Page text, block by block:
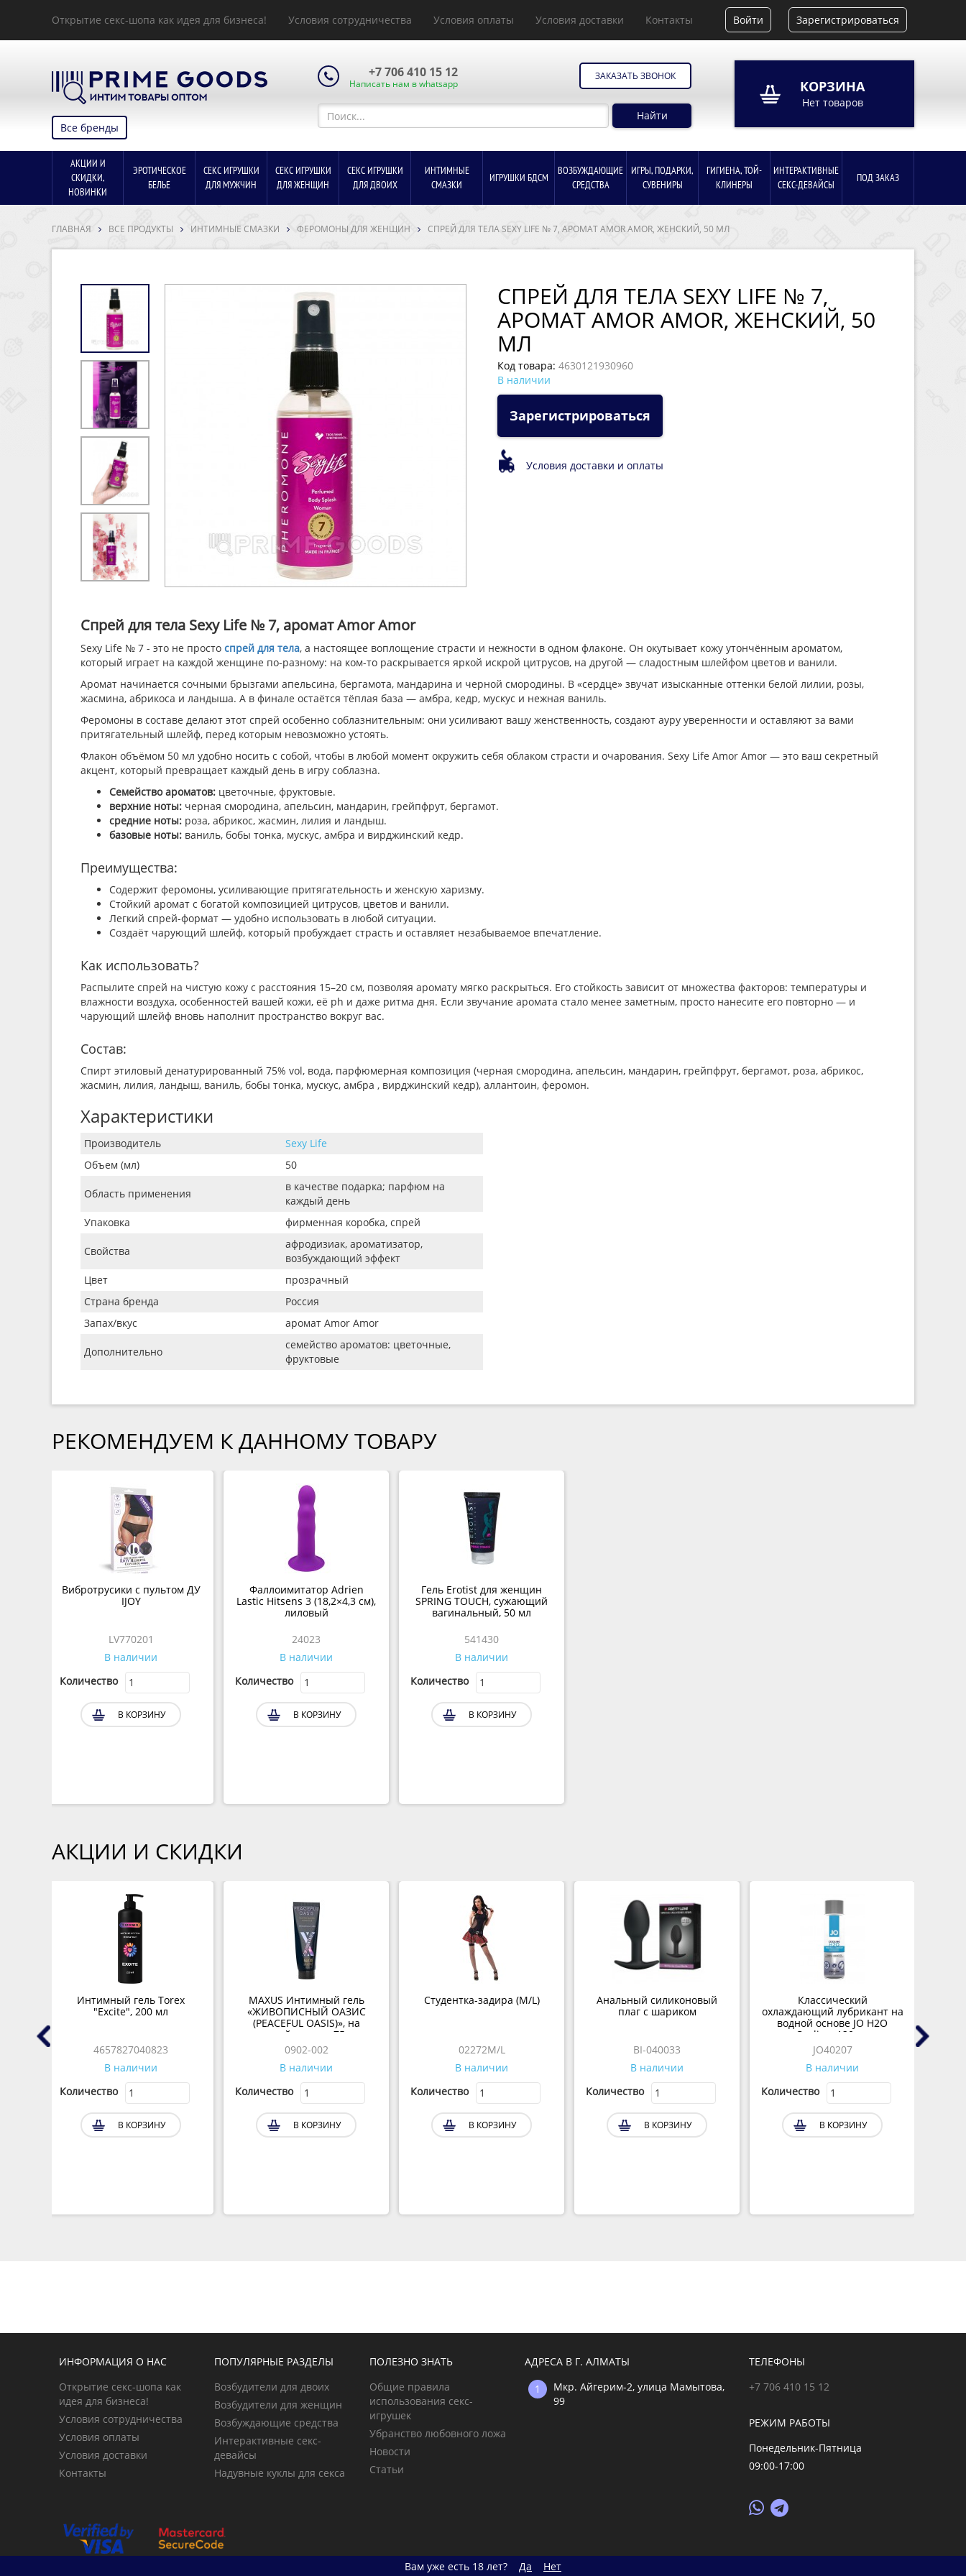
Все бренды
Найти
КОРЗИНА
Нет товаров
АКЦИИ И
СКИДКИ,
НОВИНКИ
ЭРОТИЧЕСКОЕ
СЕКС ИГРУШКИ
СЕКС ИГРУШКИ
СЕКС ИГРУШКИ
ИНТИМНЫЕ
ИГРУШКИ БДСМ
ВОЗБУЖДАЮЩИЕ
ИГРЫ, ПОДАРКИ,
ГИГИЕНА, ТОЙ-
КЛИНЕРЫ
ИНТЕРАКТИВНЫЕ
ПОД ЗАКАЗ
ГЛАВНАЯ ВСЕ ПРОДУКТЫ ИНТИМНЫЕ СМАЗКИ ФЕРОМОНЫ ДЛЯ ЖЕНЩИН СПРЕЙ ДЛЯ ТЕЛА SEXY LIFE № 7, АРОМАТ AMOR AMOR, ЖЕНСКИЙ, 50 МЛ
СПРЕЙ ДЛЯ ТЕЛА SEXY LIFE № 7,
АРОМАТ AMOR AMOR, ЖЕНСКИЙ, 50
МЛ
Код товара:
В наличии
Зарегистрироваться
Sexy Life № 7 - это не просто спрей для тела, а настоящее воплощение страсти и нежности в одном флаконе. Он окутывает кожу утончённым ароматом,
который играет на каждой женщине по-разному: на ком-то раскрывается яркой искрой цитрусов, на другой — сладостным шлейфом цветов и ванили.
Аромат начинается сочными брызгами апельсина, бергамота, мандарина и черной смородины. В «сердце» звучат изысканные оттенки белой лилии, розы,
жасмина, абрикоса и ландыша. А в финале остаётся тёплая база — амбра, кедр, мускус и нежная ваниль.
Феромоны в составе делают этот спрей особенно соблазнительным: они усиливают вашу женственность, создают ауру уверенности и оставляют за вами
притягательный шлейф, перед которым невозможно устоять.
Флакон объёмом 50 мл удобно носить с собой, чтобы в любой момент окружить себя облаком страсти и очарования. Sexy Life Amor Amor — это ваш секретный
акцент, который превращает каждый день в игру соблазна.
верхние ноты:черная смородина, апельсин, мандарин, грейпфрут, бергамот.
средние ноты:роза, абрикос, жасмин, лилия и ландыш.
базовые ноты:ваниль, бобы тонка, мускус, амбра и вирджинский кедр.
Преимущества:
Стойкий аромат с богатой композицией цитрусов, цветов и ванили.
Легкий спрей-формат — удобно использовать в любой ситуации.
Создаёт чарующий шлейф, который пробуждает страсть и оставляет незабываемое впечатление.
Как использовать?
Распылите спрей на чистую кожу с расстояния 15–20 см, позволяя аромату мягко раскрыться. Его стойкость зависит от множества факторов: температуры и
влажности воздуха, особенностей вашей кожи, её ph и даже ритма дня. Если звучание аромата стало менее заметным, просто нанесите его повторно — и
чарующий шлейф вновь наполнит пространство вокруг вас.
Состав:
Спирт этиловый денатурированный 75% vol, вода, парфюмерная композиция (черная смородина, апельсин, мандарин, грейпфрут, бергамот, роза, абрикос,
жасмин, лилия, ландыш, ваниль, бобы тонка, мускус, амбра , вирджинский кедр), аллантоин, феромон.
Характеристики
Производитель
Sexy Life
Объем (мл)
50
Область применения
в качестве подарка; парфюм на
каждый день
Упаковка
фирменная коробка, спрей
Свойства
афродизиак, ароматизатор,
возбуждающий эффект
Цвет прозрачный
Страна бренда
Россия
Запах/вкус
аромат Amor Amor
Дополнительно
семейство ароматов: цветочные,
фруктовые
РЕКОМЕНДУЕМ К ДАННОМУ ТОВАРУ
Вибротрусики с пультом ДУ
IJOY
LV770201
В наличии
Количество
В КОРЗИНУ
Фаллоимитатор Adrien
Lastic Hitsens 3 (18,2×4,3 см),
лиловый
24023
В наличии
Количество
В КОРЗИНУ
Гель Erotist для женщин
SPRING TOUCH, сужающий
вагинальный, 50 мл
541430
В наличии
Количество
В КОРЗИНУ
АКЦИИ И СКИДКИ
Интимный гель Torex
4657827040823
В наличии
В КОРЗИНУ
MAXUS Интимный гель
«ЖИВОПИСНЫЙ ОАЗИС
водной основе, 75мл
0902-002
В наличии
В КОРЗИНУ
02272M/L
В наличии
В КОРЗИНУ
Анальный силиконовый
BI-040033
В наличии
В КОРЗИНУ
Классический
охлаждающий лубрикант на
Cooling, 120 мл
JO40207
В наличии
В КОРЗИНУ
Для того чтобы увидеть оптовые цены и остатки
на складе, авторизуйтесь или пройдите
регистрацию и подтверждение за 10 минут.
РЕГИСТРАЦИЯ
Вам уже есть 18 лет? Да Нет
ИНФОРМАЦИЯ О НАС
Открытие секс-шопа как
идея для бизнеса!
Условия сотрудничества
Условия оплаты
Условия доставки
Контакты
ПОПУЛЯРНЫЕ РАЗДЕЛЫ
Возбудители для двоих
Возбудители для женщин
Возбуждающие средства
Интерактивные секс-
девайсы
Надувные куклы для секса
ПОЛЕЗНО ЗНАТЬ
Общие правила
использования секс-
игрушек
Убранство любовного ложа
Новости
Статьи
АДРЕСА В Г. АЛМАТЫ
Мкр. Айгерим-2, улица Мамытова,
99
ТЕЛЕФОНЫ
+7 706 410 15 12
РЕЖИМ РАБОТЫ
Понедельник-Пятница
09:00-17:00